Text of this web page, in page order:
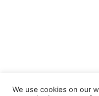
We use cookies on our